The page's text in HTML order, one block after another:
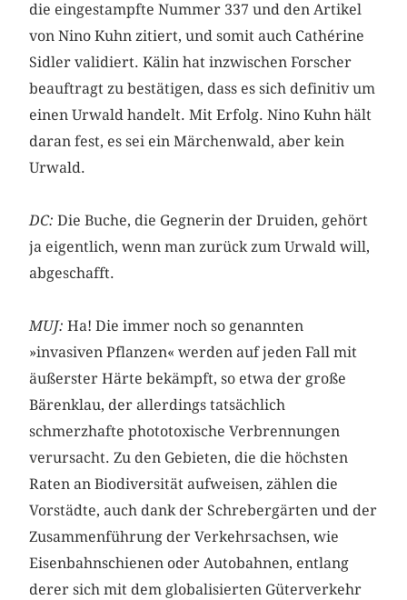
die eingestampfte Nummer 337 und den Artikel
von Nino Kuhn zitiert, und somit auch Cathérine
Sidler validiert. Kälin hat inzwischen Forscher
beauftragt zu bestätigen, dass es sich definitiv um
einen Urwald handelt. Mit Erfolg. Nino Kuhn hält
daran fest, es sei ein Märchenwald, aber kein
Urwald.
DC:Die Buche, die Gegnerin der Druiden, gehört
ja eigentlich, wenn man zurück zum Urwald will,
abgeschafft.
MUJ: Ha! Die immer noch so genannten
»invasiven Pflanzen« werden auf jeden Fall mit
äußerster Härte bekämpft, so etwa der große
Bärenklau, der allerdings tatsächlich
schmerzhafte phototoxische Verbrennungen
verursacht. Zu den Gebieten, die die höchsten
Raten an Biodiversität aufweisen, zählen die
Vorstädte, auch dank der Schrebergärten und der
Zusammenführung der Verkehrsachsen, wie
Eisenbahnschienen oder Autobahnen, entlang
derer sich mit dem globalisierten Güterverkehr